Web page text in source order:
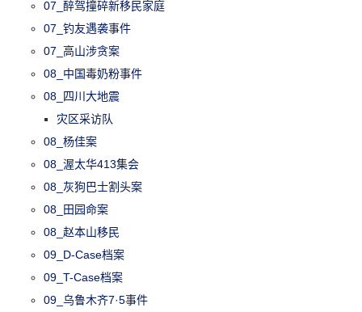
07_醉驾撞碎新移民家庭
07_钓友遇袭事件
07_高山涉贪案
08_中国毒奶粉事件
08_四川大地震
灾区采访队
08_杨佳案
08_渥太华413集会
08_灰狗巴士割头案
08_田园命案
08_赵本山移民
09_D-Case档案
09_T-Case档案
09_乌鲁木齐7·5事件